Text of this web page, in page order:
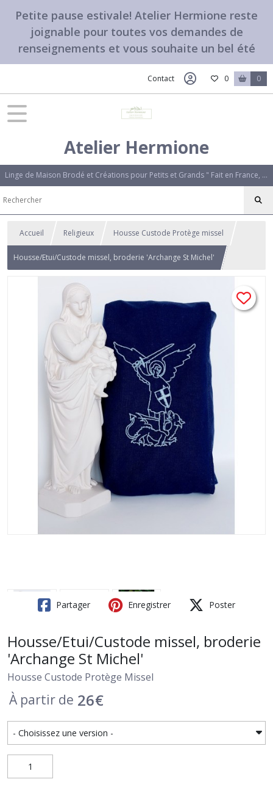
Petite pause estivale! Atelier Hermione reste
joignable pour toutes vos demandes de
renseignements et vous souhaite un bel été
Contact 0 0
Atelier Hermione
Linge de Maison Brodé et Créations pour Petits et Grands " Fait en France, avec amour". Des créations uniques qui vous ressemblent.
Accueil Religieux Housse Custode Protège missel
Housse/Etui/Custode missel, broderie 'Archange St Michel'
Partager Enregistrer Poster
Housse/Etui/Custode missel, broderie
'Archange St Michel'
Housse Custode Protège Missel
À partir de 26€